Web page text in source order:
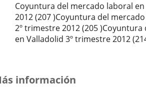
Coyuntura del mercado laboral
2012 (207 )Coyuntura del
2º trimestre 2012 (205
en Valladolid 3º trimestre 2012
información